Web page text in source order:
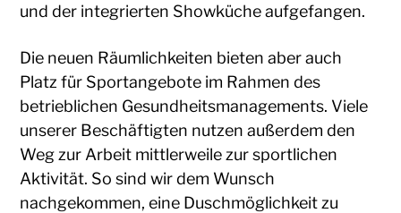
und der integrierten Showküche aufgefangen.
Die neuen Räumlichkeiten bieten aber auch
Platz für Sportangebote im Rahmen des
betrieblichen Gesundheitsmanagements. Viele
unserer Beschäftigten nutzen außerdem den
Weg zur Arbeit mittlerweile zur sportlichen
Aktivität. So sind wir dem Wunsch
nachgekommen, eine Duschmöglichkeit zu